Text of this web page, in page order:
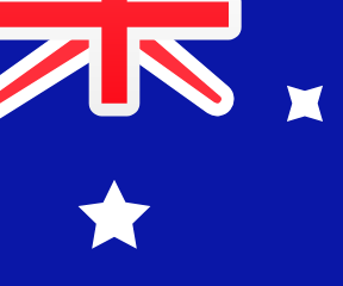
إكس إي (Xe) لتحويلات الأموال الدولية
بسرعة وسهولة وأمان. تتبع مباشر